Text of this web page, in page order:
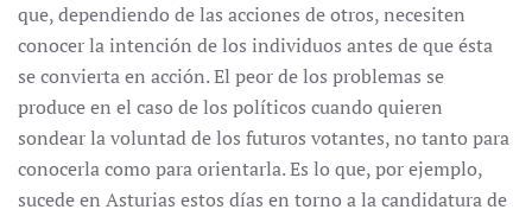
que, dependiendo de las acciones de otros, necesiten
conocer la intención de los individuos antes de que ésta
se convierta en acción. El peor de los problemas se
produce en el caso de los políticos cuando quieren
sondear la voluntad de los futuros votantes, no tanto para
conocerla como para orientarla. Es lo que, por ejemplo,
sucede en Asturias estos días en torno a la candidatura de